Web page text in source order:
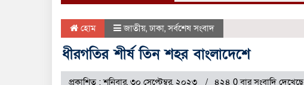
হোম জাতীয়,ঢাকা,সর্বশেষ সংবাদ
ধীরগতির শীর্ষ তিন শহর বাংলাদেশে
প্রকাশিত : শনিবার, ৩০ সেপ্টেম্বর, ২০২৩ ৪২৪ 0 বার সংবাদি দেখেছে